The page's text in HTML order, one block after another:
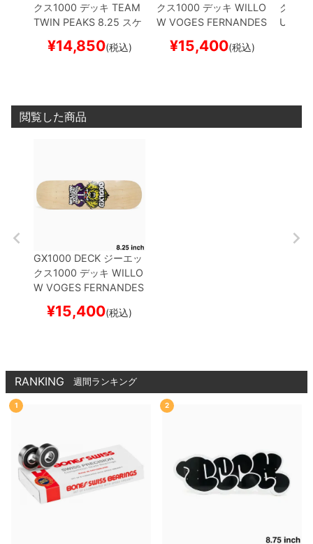
クス1000 デッキ TEAM
TWIN PEAKS 8.25 スケ
¥14,850(税込)
クス1000 デッキ WILLO
W VOGES FERNANDES
ボード スケボー
¥15,400(税込)
クス
U
閲覧した商品
GX1000 DECK ジーエッ
クス1000 デッキ WILLO
W VOGES FERNANDES
スケートボード スケボー
¥15,400(税込)
RANKING 週間ランキング
1 2